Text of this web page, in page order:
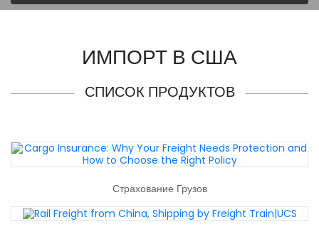
ИМПОРТ В США
СПИСОК ПРОДУКТОВ
Страхование Грузов